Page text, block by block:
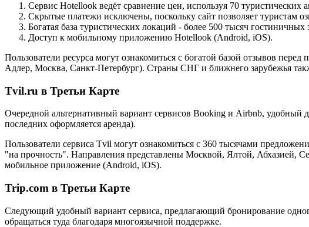
Сервис Hotellook ведёт сравнение цен, используя 70
Скрытые платежи исключены, поскольку сайт позволяет туристам
Богатая база туристических локаций - более 500 тысяч
Доступ к мобильному приложению Hotellook (Android, iOS).
Пользователи ресурса могут ознакомиться с богатой базой отзывов
Адлер, Москва, Санкт-Петербург). Страны СНГ и ближнего зарубежья
Tvil.ru в Третьи Карте
Очередной альтернативный вариант сервисов Booking и Airbnb,
последних оформляется аренда).
Пользователи сервиса Tvil могут ознакомиться с 360 тысячами
"на прочность". Направления представлены Москвой, Ялтой, Абхазией,
мобильное приложение (Android, iOS).
Trip.com в Третьи Карте
Следующий удобный вариант сервиса, предлагающий бронирование
обращаться туда благодаря многоязычной поддержке.